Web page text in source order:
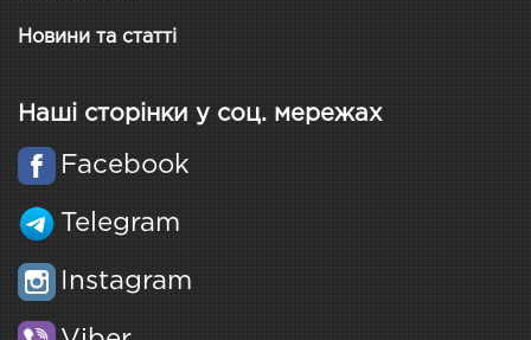
Новини та статті
Наші сторінки у соц. мережах
Facebook
Telegram
Instagram